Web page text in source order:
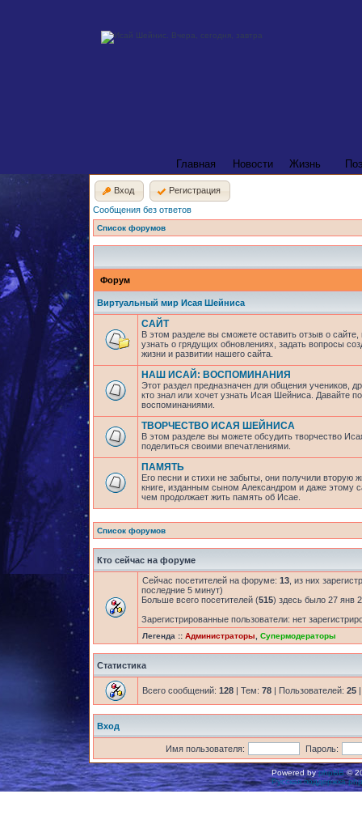
Главная Новости Жизнь
Вход
Регистрация
Сообщения без ответов
Список форумов
Форум
Виртуальный мир Исая Шейниса
САЙТ
В этом разделе вы сможете оставить отзыв о
узнать о грядущих обновлениях, задать вопросы
жизни и развитии нашего сайта.
НАШ ИСАЙ: ВОСПОМИНАНИЯ
Этот раздел предназначен для общения учеников,
кто знал или хочет узнать Исая Шейниса. Давайте
воспоминаниями.
ТВОРЧЕСТВО ИСАЯ ШЕЙНИСА
В этом разделе вы можете обсудить творчество
поделиться своими впечатлениями.
ПАМЯТЬ
Его песни и стихи не забыты, они получили вторую
книге, изданным сыном Александром и даже этому
чем продолжает жить память об Исае.
Список форумов
Кто сейчас на форуме
Сейчас посетителей на форуме: 13 , из них
последние 5 минут)
Больше всего посетителей (515) здесь было 27 янв
Зарегистрированные пользователи: нет
Легенда :: Администраторы Супермодераторы
Статистика
Всего сообщений: 128 | Тем: 78 | Пользователей: 25
Вход
Имя пользователя: Пароль:
Powered byphpBB©
Русская поддержка